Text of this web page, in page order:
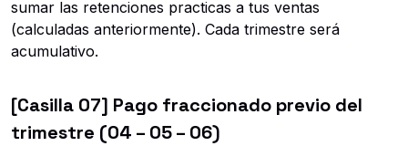
sumar las retenciones practicas a tus ventas
(calculadas anteriormente). Cada trimestre será
acumulativo.
[Casilla 07] Pago fraccionado previo del
trimestre (04 – 05 – 06)